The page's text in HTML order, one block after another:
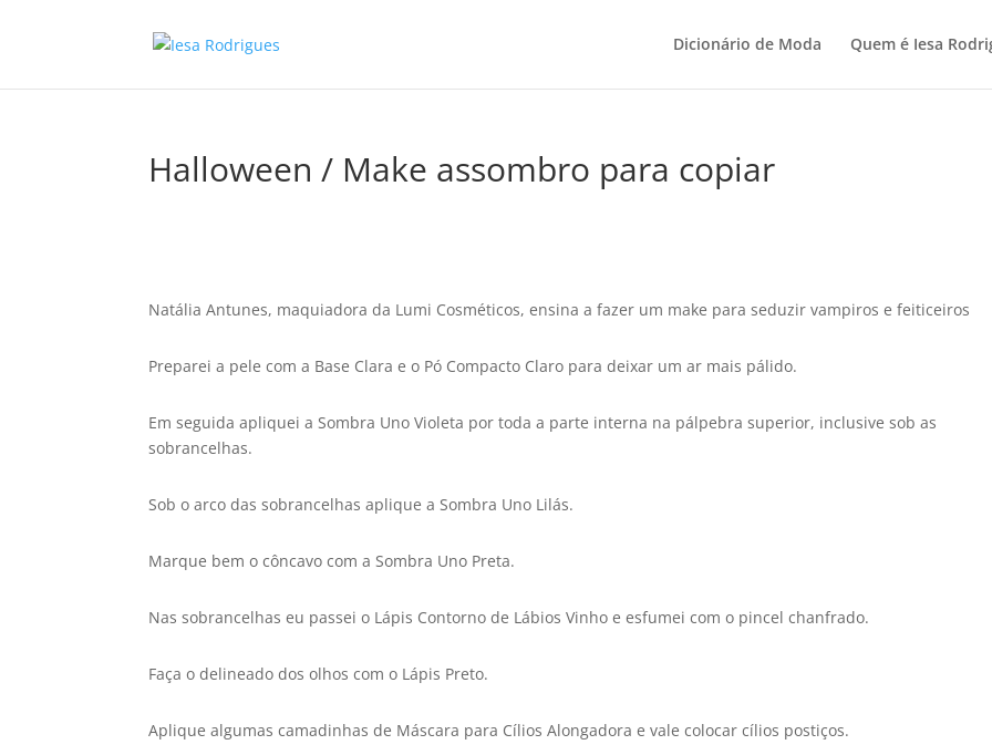
Dicionário de Moda Quem é Iesa
Halloween / Make assombro para copiar
Natália Antunes, maquiadora da Lumi Cosméticos, ensina a fazer um make para seduzir vampiros e feiticeiros
Preparei a pele com a Base Clara e o Pó Compacto Claro para deixar um ar mais pálido.
Em seguida apliquei a Sombra Uno Violeta por toda a parte interna na pálpebra superior, inclusive sob as
sobrancelhas.
Sob o arco das sobrancelhas aplique a Sombra Uno Lilás.
Marque bem o côncavo com a Sombra Uno Preta.
Nas sobrancelhas eu passei o Lápis Contorno de Lábios Vinho e esfumei com o pincel chanfrado.
Faça o delineado dos olhos com o Lápis Preto.
Aplique algumas camadinhas de Máscara para Cí­lios Alongadora e vale colocar cí­lios postiços.